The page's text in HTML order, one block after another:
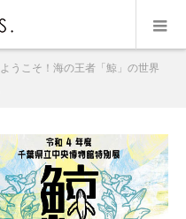
ようこそ！海の王者「鯨」の世界